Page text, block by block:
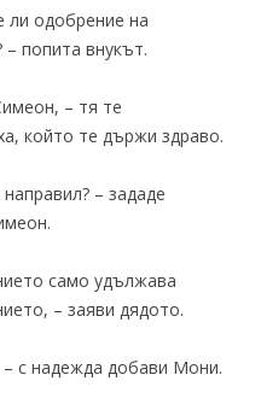
ли одобрение на
попита внукът.
– тя те
който те държи здраво.
– зададе
само удължава
– заяви дядото.
с надежда добави Мони.